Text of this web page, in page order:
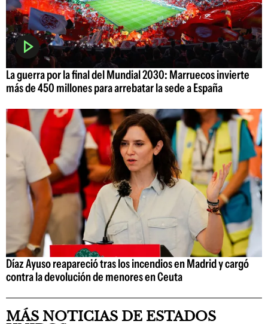
La guerra por la final del Mundial 2030: Marruecos invierte
más de 450 millones para arrebatar la sede a España
Díaz Ayuso reapareció tras los incendios en Madrid y cargó
contra la devolución de menores en Ceuta
MÁS NOTICIAS DE ESTADOS